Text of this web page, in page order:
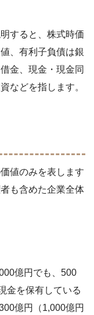
すると、株式時価
、有利子負債は銀
金、現金・現金同
などを指します。
値のみを表します
も含めた企業全体
億円でも、500
金を保有している
億円（1,000億円